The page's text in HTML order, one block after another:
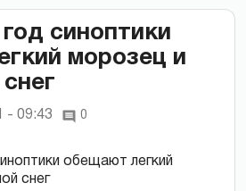
синоптики
морозец и
- 09:43 0